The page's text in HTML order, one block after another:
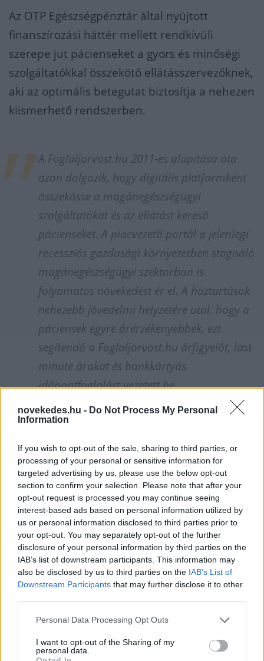
novekedes.hu - Do Not Process My Personal
Information
If you wish to opt-out of the sale, sharing to third parties, or
processing of your personal or sensitive information for
targeted advertising by us, please use the below opt-out
section to confirm your selection. Please note that after your
opt-out request is processed you may continue seeing
interest-based ads based on personal information utilized by
us or personal information disclosed to third parties prior to
your opt-out. You may separately opt-out of the further
disclosure of your personal information by third parties on the
IAB’s list of downstream participants. This information may
also be disclosed by us to third parties on the IAB’s List of
Downstream Participants that may further disclose it to other
Please note that this website/app uses one or more Google
not limited to your visit or usage behaviour. You may click to
grant or deny consent to Google and its third-party tags to
Personal Data Processing Opt Outs
I want to opt-out of the Sharing of my
personal data.
Az OTP Egészségpénztár által nyújtott
finanszírozási háttér mellett rendkívüli
szerepe jut pácienseket a gyors és minőségi
szolgáltatókkal összekötő ellátásszervezőknek,
aki az optimális betegutat biztosítja a nehezen
kiismerhető rendszerben.
A Foglaljorvost.hu 2011-es alapítása óta
azon dolgozik, hogy digitális platformként
összekösse a magánegészségügyi
szolgáltatókat és az ellátást kereső
pácienseket. A piacvezető portál a jelenlegi
recessziós gazdasági környezetben stagnáló
magánegészségügyi szektorban is
folyamatos növekedést ér el. A háztartások
nehezebb jövedelmi helyzetére utal, hogy a
páciensek egyre árérzékenyebbek, ezt
segítendő a Foglaljorvost.hu árfigyelőt, last
minute árakat és bankkártyás
időpontfoglalást vezetett be
ügyvezető igazgatója.
Kutatások igazolják, hogy a magyarok a gyors,
szakszerű és megbízható minőség miatt
választják a magánegészségügyi
szolgáltatásokat. Az OTP Egészségpénzár a
piac egyik legnagyobb szolgáltatójával és
ellátásszervezőjével azért dolgozik, hogy a
legjobb szolgáltatásokat biztosítsa kedvező
áron, a legnagyobb adókedvezmény
igénybevételének biztosításával